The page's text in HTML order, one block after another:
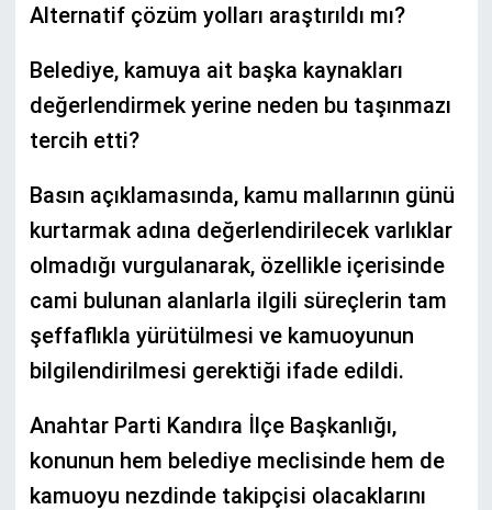
Alternatif çözüm yolları araştırıldı mı?
Belediye, kamuya ait başka kaynakları
değerlendirmek yerine neden bu taşınmazı
tercih etti?
Basın açıklamasında, kamu mallarının günü
kurtarmak adına değerlendirilecek varlıklar
olmadığı vurgulanarak, özellikle içerisinde
cami bulunan alanlarla ilgili süreçlerin tam
şeffaflıkla yürütülmesi ve kamuoyunun
bilgilendirilmesi gerektiği ifade edildi.
Anahtar Parti Kandıra İlçe Başkanlığı,
konunun hem belediye meclisinde hem de
kamuoyu nezdinde takipçisi olacaklarını